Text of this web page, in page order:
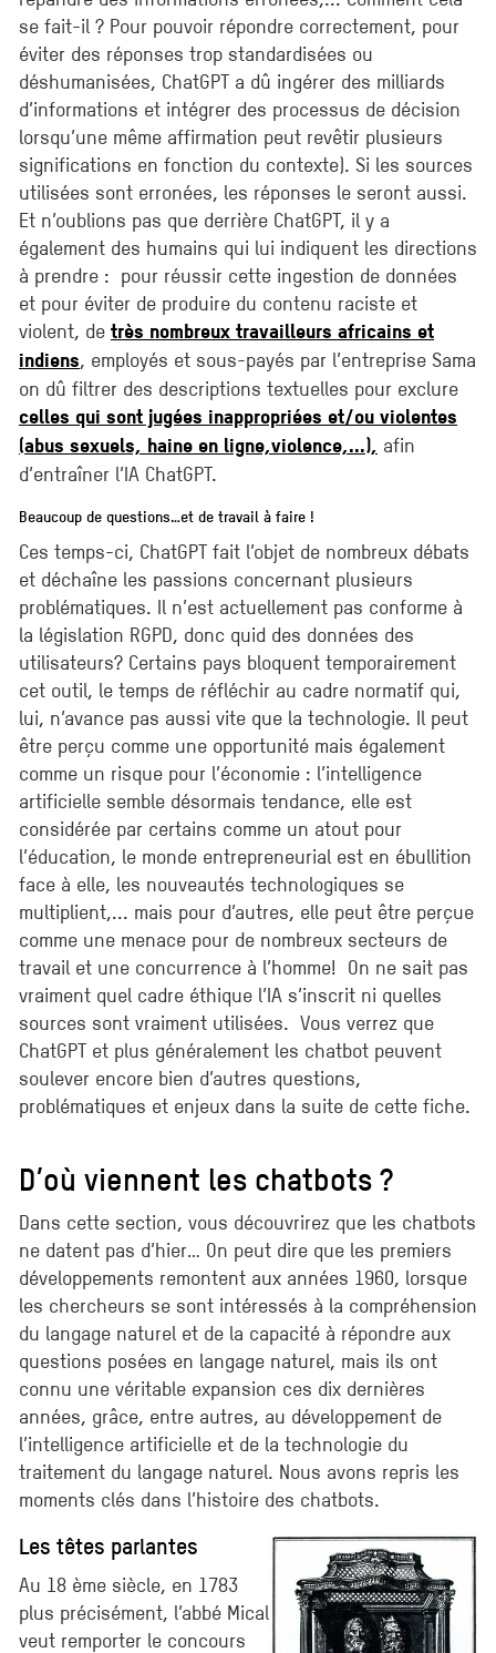
se fait-il ? Pour pouvoir répondre correctement, pour
éviter des réponses trop standardisées ou
déshumanisées, ChatGPT a dû ingérer des milliards
d’informations et intégrer des processus de décision
lorsqu’une même affirmation peut revêtir plusieurs
significations en fonction du contexte). Si les sources
utilisées sont erronées, les réponses le seront aussi.
Et n’oublions pas que derrière ChatGPT, il y a
également des humains qui lui indiquent les directions
à prendre : pour réussir cette ingestion de données
et pour éviter de produire du contenu raciste et
violent, de très nombreux travailleurs africains et
indiens, employés et sous-payés par l’entreprise Sama
on dû filtrer des descriptions textuelles pour exclure
celles qui sont jugées inappropriées et/ou violentes
(abus sexuels, haine en ligne,violence,...), afin
d’entraîner l’IA ChatGPT.
Beaucoup de questions…et de travail à faire !
Ces temps-ci, ChatGPT fait l’objet de nombreux débats
et déchaîne les passions concernant plusieurs
problématiques. Il n’est actuellement pas conforme à
la législation RGPD, donc quid des données des
utilisateurs? Certains pays bloquent temporairement
cet outil, le temps de réfléchir au cadre normatif qui,
lui, n’avance pas aussi vite que la technologie. Il peut
être perçu comme une opportunité mais également
comme un risque pour l’économie : l’intelligence
artificielle semble désormais tendance, elle est
considérée par certains comme un atout pour
l’éducation, le monde entrepreneurial est en ébullition
face à elle, les nouveautés technologiques se
multiplient,... mais pour d’autres, elle peut être perçue
comme une menace pour de nombreux secteurs de
travail et une concurrence à l’homme! On ne sait pas
vraiment quel cadre éthique l’IA s’inscrit ni quelles
sources sont vraiment utilisées. Vous verrez que
ChatGPT et plus généralement les chatbot peuvent
soulever encore bien d’autres questions,
problématiques et enjeux dans la suite de cette fiche.
D’où viennent les chatbots ?
Dans cette section, vous découvrirez que les chatbots
ne datent pas d’hier… On peut dire que les premiers
développements remontent aux années 1960, lorsque
les chercheurs se sont intéressés à la compréhension
du langage naturel et de la capacité à répondre aux
questions posées en langage naturel, mais ils ont
connu une véritable expansion ces dix dernières
années, grâce, entre autres, au développement de
l’intelligence artificielle et de la technologie du
traitement du langage naturel. Nous avons repris les
moments clés dans l’histoire des chatbots.
Les têtes parlantes
Au 18 ème siècle, en 1783
plus précisément, l’abbé Mical
veut remporter le concours